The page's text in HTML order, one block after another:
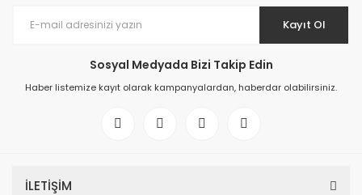
Kayıt Ol
Sosyal Medyada Bizi Takip Edin
Haber listemize kayıt olarak kampanyalardan, haberdar olabilirsiniz.
İLETİŞİM